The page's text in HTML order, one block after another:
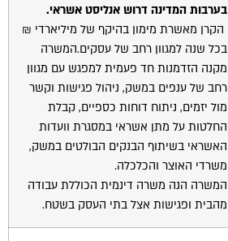
בערבות המדינה דרוש אנליסט אשראי.
הקרן מאשרת מימון בהיקף של מיליארדי ₪
בכל שנה למגוון רחב של עסקים.המשרה
מקנה הזדמנות חד פעמית למפגש עם מגוון
רחב של ענפים במשק, ניהול פגישות וקשר
מול יזמים, ניתוח דוחות כספיים, קבלת
החלטות על מתן אשראי במסגרת וועדות
האשראי בשיתוף הבנקים הבולטים במשק,
משרדי האוצר והכלכלה.
המשרה הנה משרה דינמית הכוללת עבודה
מהבית ופגישות אצל בתי העסק בשטח.